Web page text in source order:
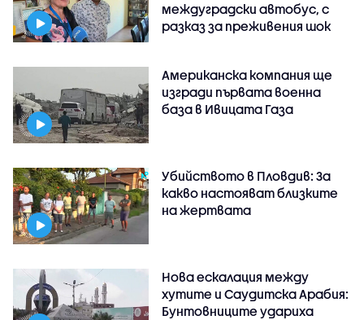
междуградски автобус, с
разказ за преживения шок
Американска компания ще
изгради първата военна
база в Ивицата Газа
Убийството в Пловдив: За
какво настояват близките
на жертвата
Нова ескалация между
хутите и Саудитска Арабия:
Бунтовниците удариха